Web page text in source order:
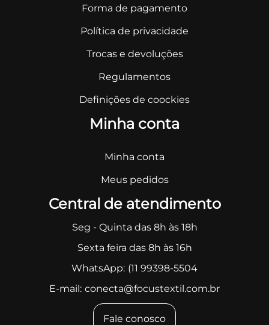
Forma de pagamento
Política de privacidade
Trocas e devoluções
Regulamentos
Definições de coockies
Minha conta
Minha conta
Meus pedidos
Central de atendimento
Seg - Quinta das 8h às 18h
Sexta feira das 8h às 16h
WhatsApp: (11 99398-5504
E-mail: conecta@focustextil.com.br
Fale conosco